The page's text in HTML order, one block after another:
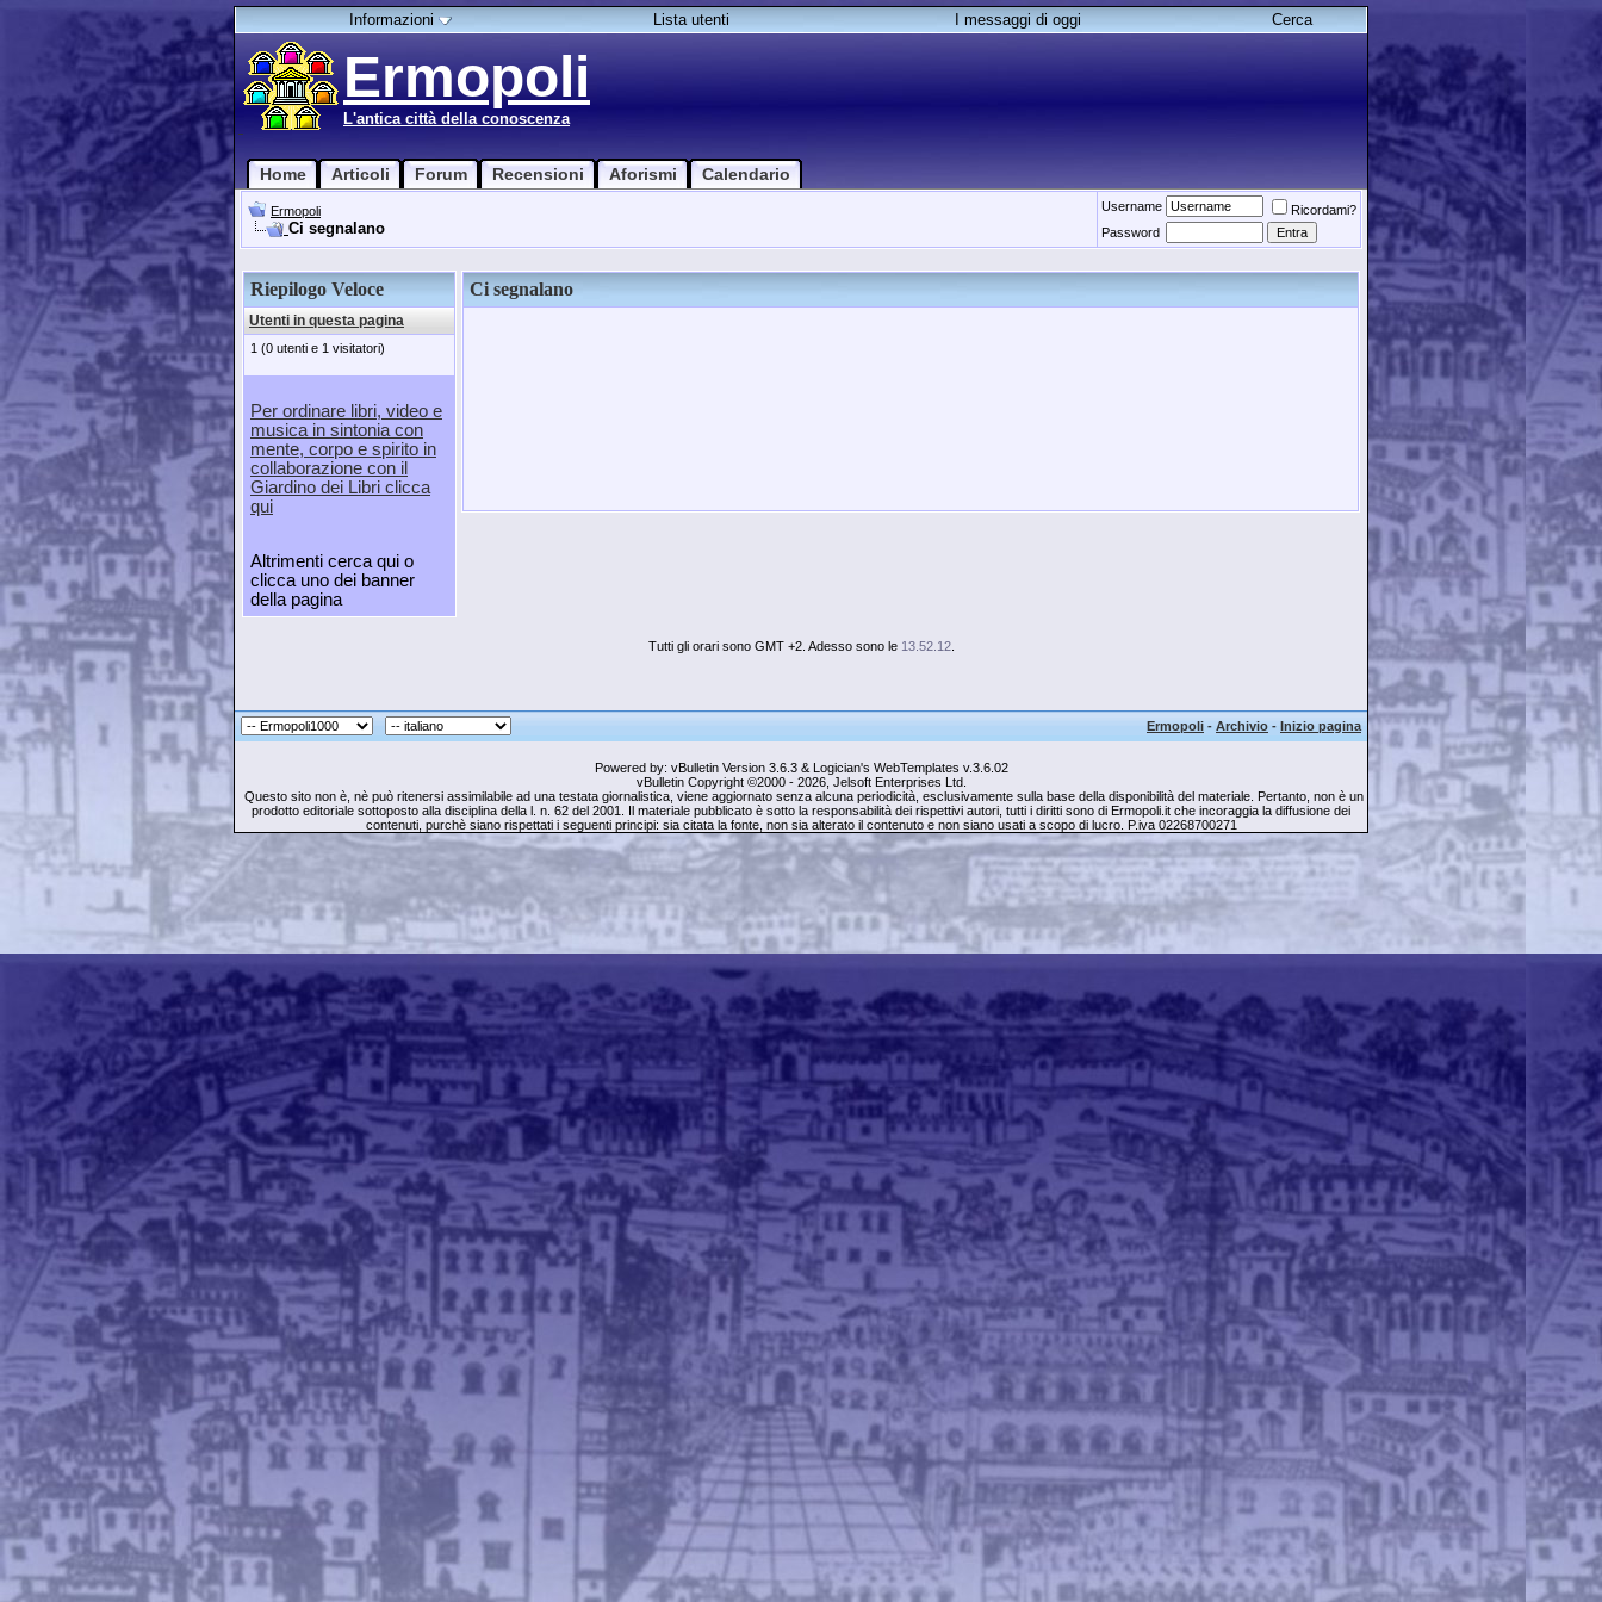
Informazioni Lista utenti I messaggi di oggi Cerca
Ermopoli
L'antica città della conoscenza
Home Articoli Forum Recensioni Aforismi Calendario
Ermopoli
Ci segnalano
Username
Ricordami?
Password
Riepilogo Veloce
Utenti in questa pagina
1 (0 utenti e 1 visitatori)
Per ordinare libri, video e
musica in sintonia con
mente, corpo e spirito in
collaborazione con il
Giardino dei Libri clicca
qui
Altrimenti cerca qui o
clicca uno dei banner
della pagina
Ci segnalano
Tutti gli orari sono GMT +2. Adesso sono le 13.52.12.
Ermopoli - Archivio - Inizio pagina
Powered by: vBulletin Version 3.6.3 & Logician's WebTemplates v.3.6.02
vBulletin Copyright ©2000 - 2026, Jelsoft Enterprises Ltd.
Questo sito non è, nè può ritenersi assimilabile ad una testata giornalistica, viene aggiornato senza alcuna periodicità, esclusivamente sulla base della disponibilità del materiale. Pertanto, non è un
prodotto editoriale sottoposto alla disciplina della l. n. 62 del 2001. Il materiale pubblicato è sotto la responsabilità dei rispettivi autori, tutti i diritti sono di Ermopoli.it che incoraggia la diffusione dei
contenuti, purchè siano rispettati i seguenti principi: sia citata la fonte, non sia alterato il contenuto e non siano usati a scopo di lucro. P.iva 02268700271